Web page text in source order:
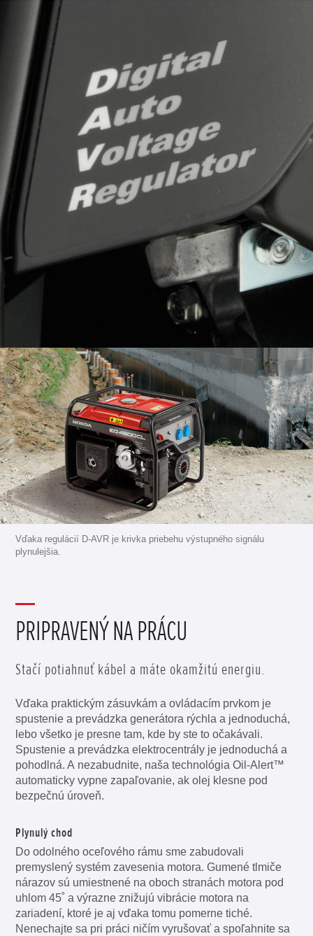
Vďaka regulácií D-AVR je krivka priebehu výstupného signálu
plynulejšia.
PRIPRAVENÝ NA PRÁCU
Stačí potiahnuť kábel a máte okamžitú energiu.
Vďaka praktickým zásuvkám a ovládacím prvkom je
spustenie a prevádzka generátora rýchla a jednoduchá,
lebo všetko je presne tam, kde by ste to očakávali.
Spustenie a prevádzka elektrocentrály je jednoduchá a
pohodlná. A nezabudnite, naša technológia Oil-Alert™
automaticky vypne zapaľovanie, ak olej klesne pod
bezpečnú úroveň.
Plynulý chod
Do odolného oceľového rámu sme zabudovali
premyslený systém zavesenia motora. Gumené tlmiče
nárazov sú umiestnené na oboch stranách motora pod
uhlom 45˚ a výrazne znižujú vibrácie motora na
zariadení, ktoré je aj vďaka tomu pomerne tiché.
Nenechajte sa pri práci ničím vyrušovať a spoľahnite sa